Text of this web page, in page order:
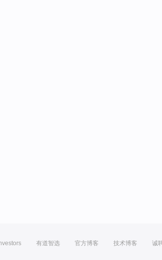
有道智选 官方博客 技术博客 诚